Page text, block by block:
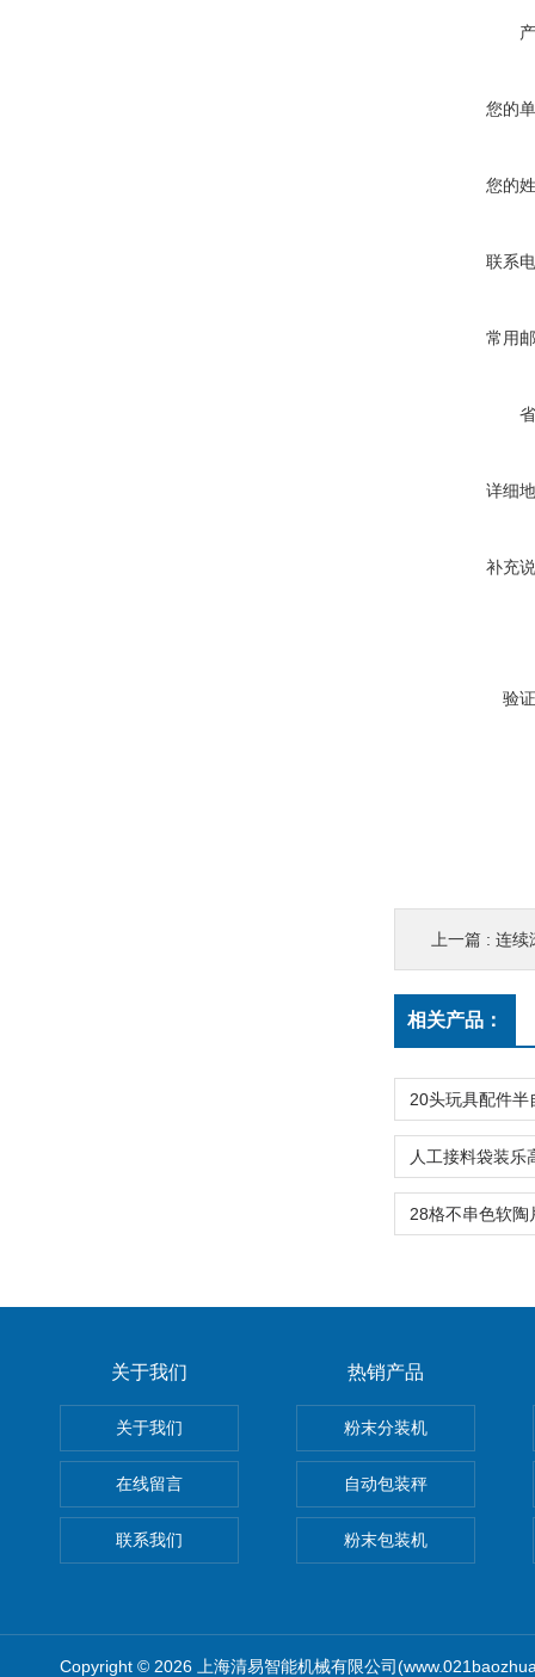
您的
您的
联系
常用
详细
补充
验
上一篇 : 连续
相关产品：
关于我们
关于我们
在线留言
联系我们
热销产品
粉末分装机
自动包装秤
粉末包装机
Copyright © 2026 上海清易智能机械有限公司